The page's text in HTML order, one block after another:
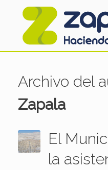
Archivo del
Zapala
El
la